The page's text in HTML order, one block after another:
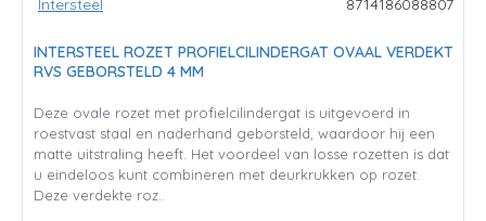
Intersteel 8714186088807
INTERSTEEL ROZET PROFIELCILINDERGAT OVAAL VERDEKT
RVS GEBORSTELD 4 MM
Deze ovale rozet met profielcilindergat is uitgevoerd in
roestvast staal en naderhand geborsteld, waardoor hij een
matte uitstraling heeft. Het voordeel van losse rozetten is dat
u eindeloos kunt combineren met deurkrukken op rozet.
Deze verdekte roz..